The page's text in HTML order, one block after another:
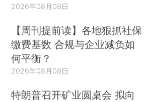
2026年08月08日
【周刊提前读】各地狠抓社保
缴费基数 合规与企业减负如
何平衡？
2026年08月08日
特朗普召开矿业圆桌会 拟向